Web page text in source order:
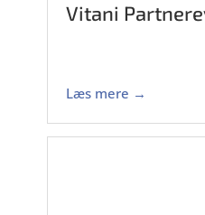
Vitani
Læs mere →